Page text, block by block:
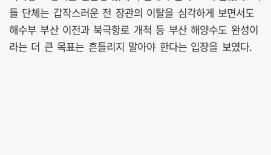
들 단체는 갑작스러운 전 장관의 이탈을 심각하게 보면서도
해수부 부산 이전과 북극항로 개척 등 부산 해양수도 완성이
라는 더 큰 목표는 흔들리지 말아야 한다는 입장을 보였다.